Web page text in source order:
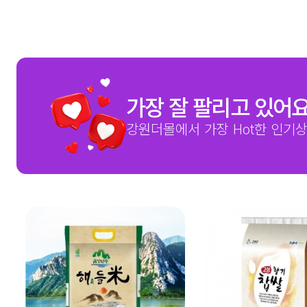
가장 잘 팔리고 있어
강원더몰에서 가장 Hot한 인기